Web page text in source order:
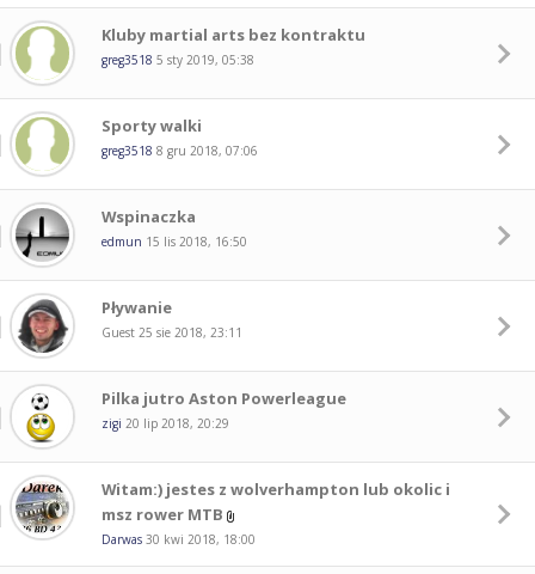
Kluby martial arts bez kontraktu
greg3518 5 sty 2019, 05:38
Sporty walki
greg3518 8 gru 2018, 07:06
Wspinaczka
edmun 15 lis 2018, 16:50
Pływanie
Guest 25 sie 2018, 23:11
Pilka jutro Aston Powerleague
zigi 20 lip 2018, 20:29
Witam:) jestes z wolverhampton lub okolic i
msz rower MTB
Darwas 30 kwi 2018, 18:00